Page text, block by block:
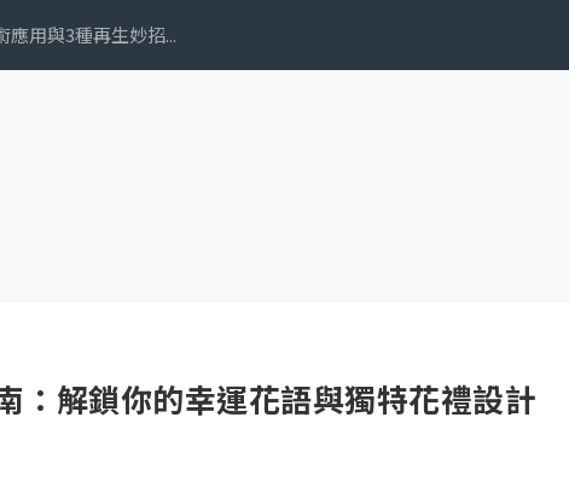
用與3種再生妙招...
：解鎖你的幸運花語與獨特花禮設計